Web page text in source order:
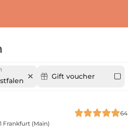
Gift voucher
64
Frankfurt (Main)